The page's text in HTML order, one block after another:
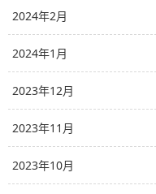
2024年2月
2024年1月
2023年12月
2023年11月
2023年10月